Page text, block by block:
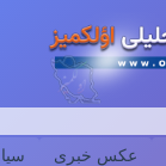
عکس خبری